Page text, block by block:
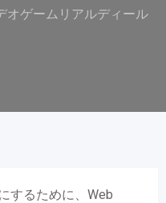
オゲームリアルディール
するために、Web